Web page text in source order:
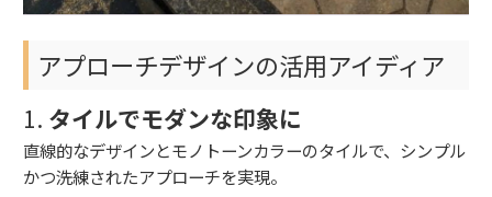
アプローチデザインの活用アイディア
1. タイルでモダンな印象に
直線的なデザインとモノトーンカラーのタイルで、シンプル
かつ洗練されたアプローチを実現。